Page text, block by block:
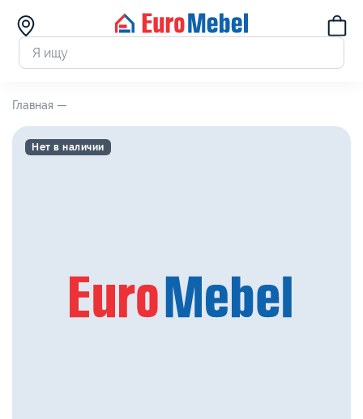
Главная —
Нет в наличии